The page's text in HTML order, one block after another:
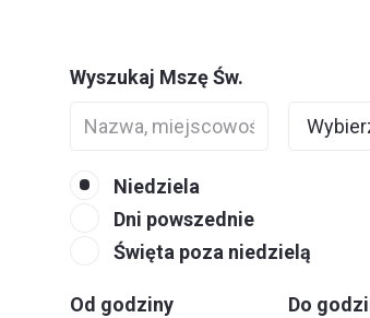
Wyszukaj Mszę Św.
Niedziela
Dni powszednie
Święta poza niedzielą
Od godziny Do